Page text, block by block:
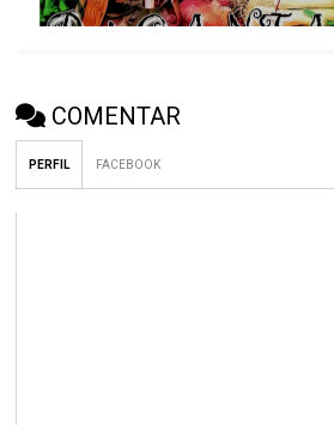
COMENTAR
PERFIL FACEBOOK